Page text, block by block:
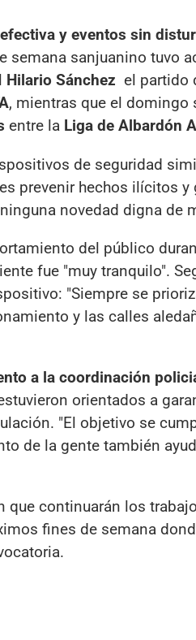
y eventos sin
semana sanjuanino tuvo
Hilario Sánchez el partido
, mientras que el domingo
entre la Liga de Albardón
de seguridad
prevenir hechos ilícitos y
novedad digna de
del público
fue "muy tranquilo".
"Siempre se
y las calles
a la coordinación
orientados a
"El objetivo se
de la gente también
que continuarán los
fines de semana